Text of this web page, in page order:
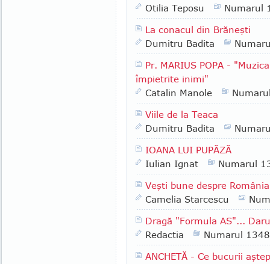
Otilia Teposu
Numarul
La conacul din Brăneşti
Dumitru Badita
Pr. MARIUS POPA -
împietrite inimi"
Catalin Manole
Viile de la Teaca
Dumitru Badita
IOANA LUI PUPĂZĂ
Iulian Ignat
Numarul
Veşti bune despre
Camelia Starcescu
Dragă "Formula AS"...
Redactia
Numarul 1348
ANCHETĂ - Ce bucurii